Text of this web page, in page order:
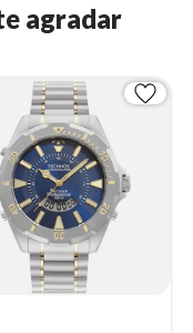
agradar